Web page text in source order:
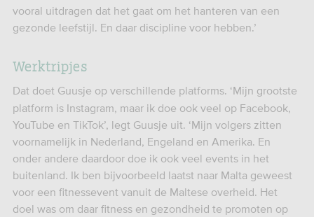
vooral uitdragen dat het gaat om het hanteren van een
gezonde leefstijl. En daar discipline voor hebben.’
Werktripjes
Dat doet Guusje op verschillende platforms. ‘Mijn grootste
platform is Instagram, maar ik doe ook veel op Facebook,
YouTube en TikTok’, legt Guusje uit. ‘Mijn volgers zitten
voornamelijk in Nederland, Engeland en Amerika. En
onder andere daardoor doe ik ook veel events in het
buitenland. Ik ben bijvoorbeeld laatst naar Malta geweest
voor een fitnessevent vanuit de Maltese overheid. Het
doel was om daar fitness en gezondheid te promoten op